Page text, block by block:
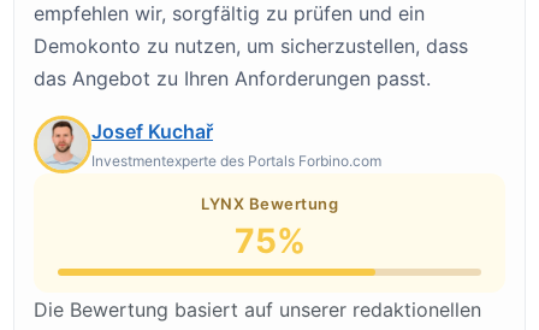
empfehlen wir, sorgfältig zu prüfen und ein
Demokonto zu nutzen, um sicherzustellen, dass
das Angebot zu Ihren Anforderungen passt.
Josef Kuchař
Investmentexperte des Portals Forbino.com
LYNX Bewertung
75%
Die Bewertung basiert auf unserer redaktionellen